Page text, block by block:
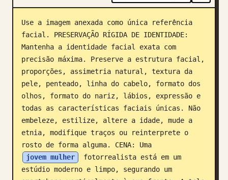
Blog
Atualizações
Use a imagem anexada como única referência
facial. PRESERVAÇÃO RÍGIDA DE IDENTIDADE:
Mantenha a identidade facial exata com
precisão máxima. Preserve a estrutura facial,
proporções, assimetria natural, textura da
pele, penteado, linha do cabelo, formato dos
olhos, formato do nariz, lábios, expressão e
todas as características faciais únicas. Não
embeleze, estilize, altere a idade, mude a
etnia, modifique traços ou reinterprete o
rosto de forma alguma. CENA: Uma
jovem mulher
fotorrealista está em um
estúdio moderno e limpo, segurando um